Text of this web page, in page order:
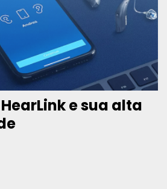
e sua alta